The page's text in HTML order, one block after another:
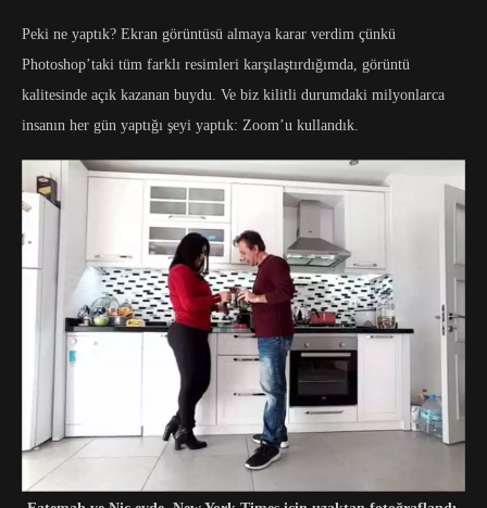
Peki ne yaptık? Ekran görüntüsü almaya karar verdim çünkü
Photoshop’taki tüm farklı resimleri karşılaştırdığımda, görüntü
kalitesinde açık kazanan buydu. Ve biz kilitli durumdaki milyonlarca
insanın her gün yaptığı şeyi yaptık: Zoom’u kullandık.